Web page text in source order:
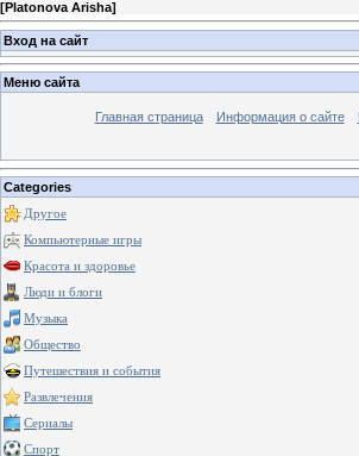
[Platonova Arisha]
Вход на сайт
Меню сайта
Главная страница Информация о сайте
Categories
Другое
Компьютерные игры
Красота и здоровье
Люди и блоги
Музыка
Общество
Путешествия и события
Развлечения
Сериалы
Спорт